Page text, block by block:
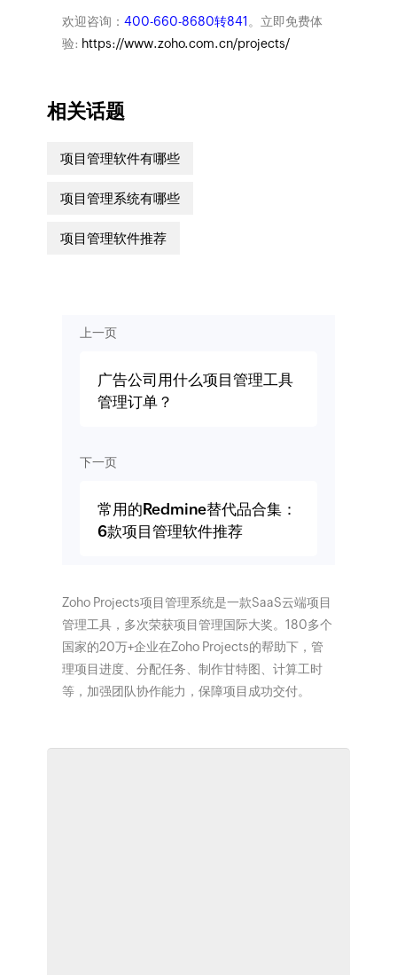
欢迎咨询： 400-660-8680转841 。立即免费体
验: https://www.zoho.com.cn/projects/
相关话题
项目管理软件有哪些
项目管理系统有哪些
项目管理软件推荐
上一页
广告公司用什么项目管理工具
管理订单？
下一页
常用的Redmine替代品合集：
6款项目管理软件推荐
Zoho Projects项目管理系统是一款SaaS云端项目
管理工具，多次荣获项目管理国际大奖。180多个
国家的20万+企业在Zoho Projects的帮助下，管
理项目进度、分配任务、制作甘特图、计算工时
等，加强团队协作能力，保障项目成功交付。